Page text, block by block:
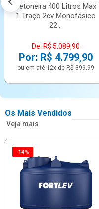
Betoneira 400 Litros Max
1 Traço 2cv Monofásico
22...
De: R$ 5.089,90
Por: R$ 4.799,90
ou em até 12x de R$ 399,99
Os Mais Vendidos
Veja mais
-14%